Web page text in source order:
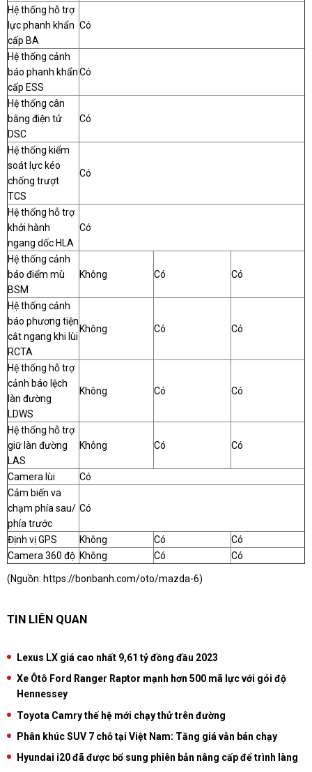
Hệ thống hỗ trợ
lực phanh khẩn
cấp BA
Có
Hệ thống cảnh
báo phanh khẩn
cấp ESS
Có
Hệ thống cân
bằng điện tử
DSC
Có
Hệ thống kiểm
soát lực kéo
chống trượt
TCS
Có
Hệ thống hỗ trợ
khởi hành
ngang dốc HLA
Có
Hệ thống cảnh
báo điểm mù
BSM
Không Có Có
Hệ thống cảnh
báo phương tiện
cắt ngang khi lùi
RCTA
Không Có Có
Hệ thống hỗ trợ
cảnh báo lệch
làn đường
LDWS
Không Có Có
Hệ thống hỗ trợ
giữ làn đường
LAS
Không Có Có
Camera lùi
Có
Cảm biến va
chạm phía sau/
phía trước
Có
Định vị GPS Không Có
Có
Camera 360 độ Không Có Có
(Nguồn: https://bonbanh.com/oto/mazda-6)
TIN LIÊN QUAN
Lexus LX giá cao nhất 9,61 tỷ đồng đầu 2023
Xe Ôtô Ford Ranger Raptor mạnh hơn 500 mã lực với gói độ
Hennessey
Toyota Camry thế hệ mới chạy thử trên đường
Phân khúc SUV 7 chỗ tại Việt Nam: Tăng giá vẫn bán chạy
Hyundai i20 đã được bổ sung phiên bản nâng cấp để trình làng